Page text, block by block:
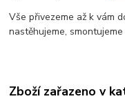
Vše přivezeme až k vám
nastěhujeme,
Zboží zařazeno v